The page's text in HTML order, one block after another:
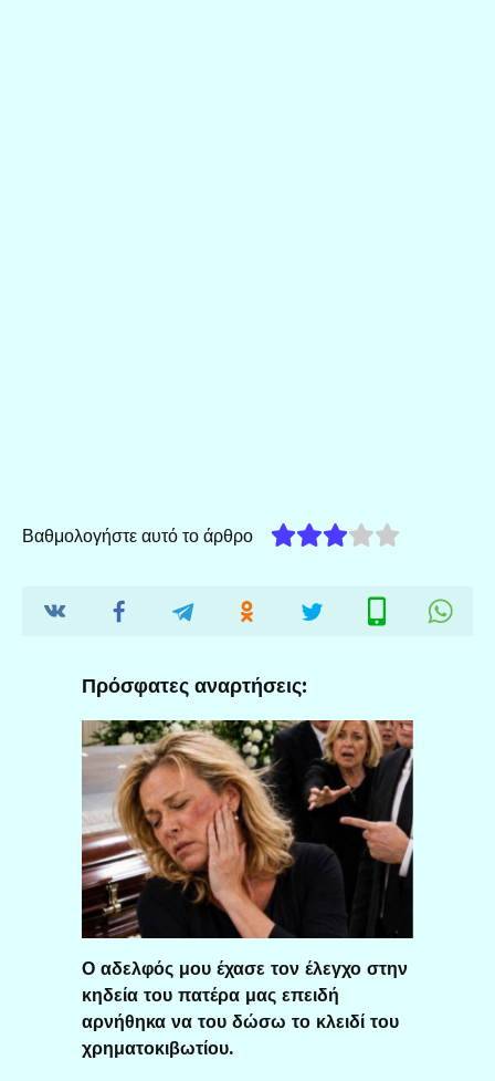
Βαθμολογήστε αυτό το άρθρο
Πρόσφατες αναρτήσεις:
Ο αδελφός μου έχασε τον έλεγχο στην
κηδεία του πατέρα μας επειδή
αρνήθηκα να του δώσω το κλειδί του
χρηματοκιβωτίου.